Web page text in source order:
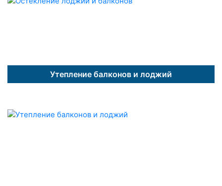
Утепление балконов и лоджий